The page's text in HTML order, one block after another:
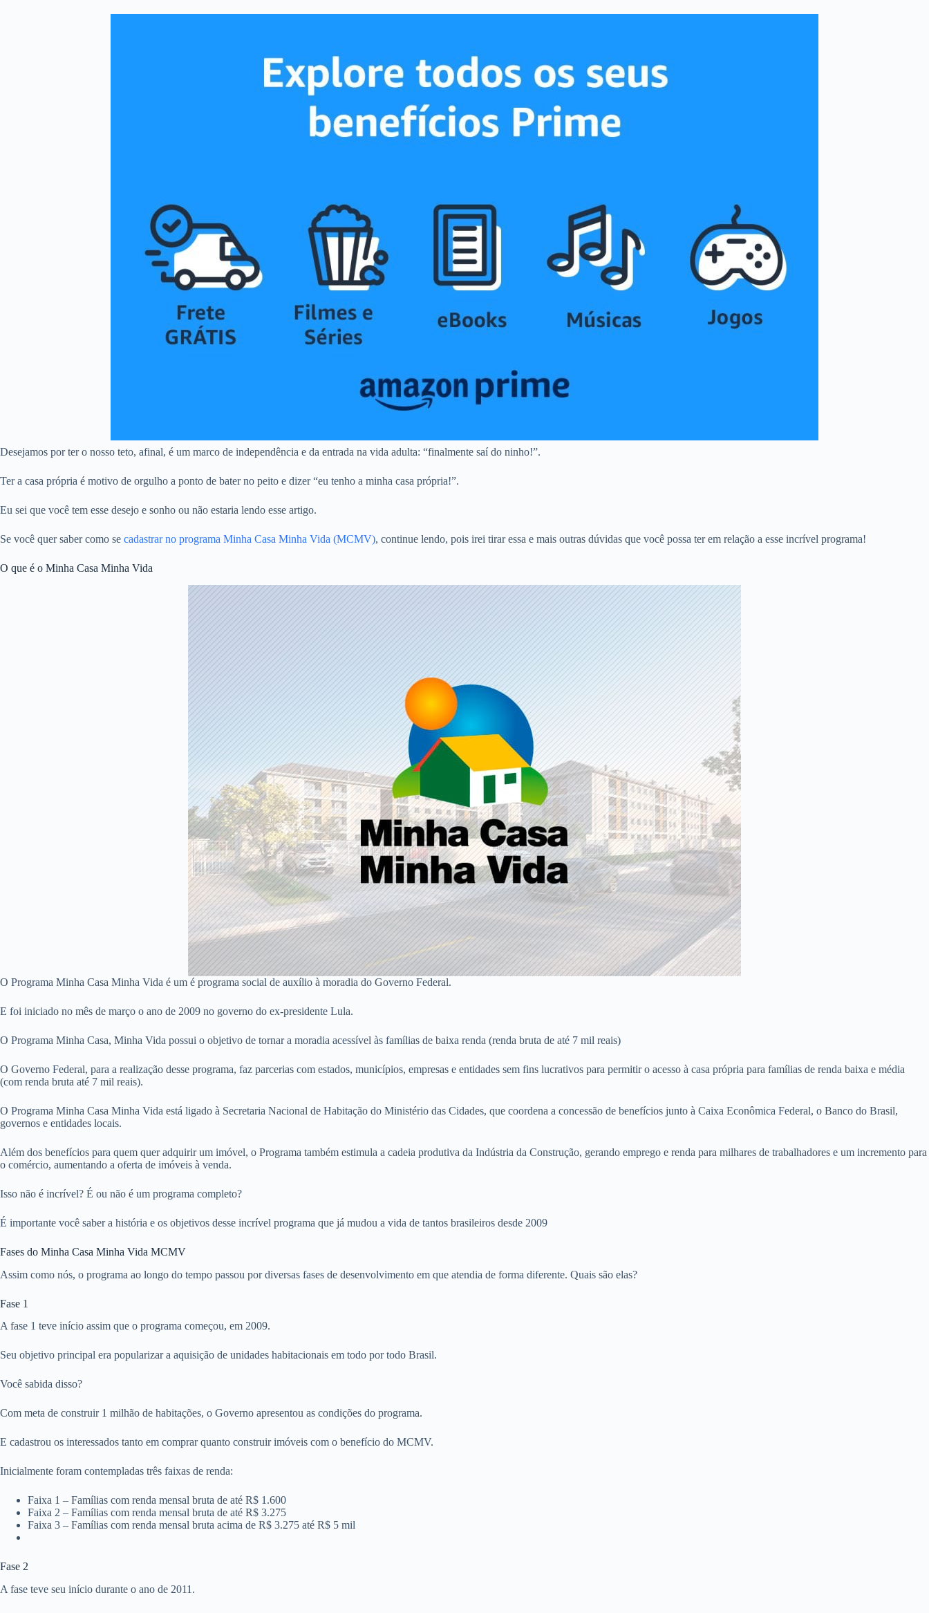
Desejamos por ter o nosso teto, afinal, é um marco de independência e da entrada na vida adulta: “finalmente saí do ninho!”.
Ter a casa própria é motivo de orgulho a ponto de bater no peito e dizer “eu tenho a minha casa própria!”.
Eu sei que você tem esse desejo e sonho ou não estaria lendo esse artigo.
Se você quer saber como se cadastrar no programa Minha Casa Minha Vida (MCMV), continue lendo, pois irei tirar essa e mais outras dúvidas que você possa ter em relação a esse incrível programa!
O que é o Minha Casa Minha Vida
O Programa Minha Casa Minha Vida é um é programa social de auxílio à moradia do Governo Federal.
E foi iniciado no mês de março o ano de 2009 no governo do ex-presidente Lula.
O Programa Minha Casa, Minha Vida possui o objetivo de tornar a moradia acessível às famílias de baixa renda (renda bruta de até 7 mil reais)
O Governo Federal, para a realização desse programa, faz parcerias com estados, municípios, empresas e entidades sem fins lucrativos para permitir o acesso à casa própria para famílias de renda baixa e média
(com renda bruta até 7 mil reais).
O Programa Minha Casa Minha Vida está ligado à Secretaria Nacional de Habitação do Ministério das Cidades, que coordena a concessão de benefícios junto à Caixa Econômica Federal, o Banco do Brasil,
governos e entidades locais.
Além dos benefícios para quem quer adquirir um imóvel, o Programa também estimula a cadeia produtiva da Indústria da Construção, gerando emprego e renda para milhares de trabalhadores e um incremento para
o comércio, aumentando a oferta de imóveis à venda.
Isso não é incrível? É ou não é um programa completo?
É importante você saber a história e os objetivos desse incrível programa que já mudou a vida de tantos brasileiros desde 2009
Fases do Minha Casa Minha Vida MCMV
Assim como nós, o programa ao longo do tempo passou por diversas fases de desenvolvimento em que atendia de forma diferente. Quais são elas?
Fase 1
A fase 1 teve início assim que o programa começou, em 2009.
Seu objetivo principal era popularizar a aquisição de unidades habitacionais em todo por todo Brasil.
Você sabida disso?
Com meta de construir 1 milhão de habitações, o Governo apresentou as condições do programa.
E cadastrou os interessados tanto em comprar quanto construir imóveis com o benefício do MCMV.
Inicialmente foram contempladas três faixas de renda:
Faixa 1 – Famílias com renda mensal bruta de até R$ 1.600
Faixa 2 – Famílias com renda mensal bruta de até R$ 3.275
Faixa 3 – Famílias com renda mensal bruta acima de R$ 3.275 até R$ 5 mil
Fase 2
A fase teve seu início durante o ano de 2011.